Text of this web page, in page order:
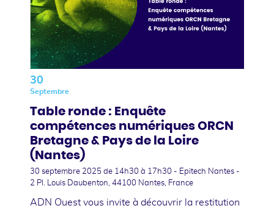
30
Septembre
Table ronde : Enquête
compétences numériques ORCN
Bretagne & Pays de la Loire
(Nantes)
30 septembre 2025 de 14h30 à 17h30 - Epitech Nantes -
2 Pl. Louis Daubenton, 44100 Nantes, France
ADN Ouest vous invite à découvrir la restitution